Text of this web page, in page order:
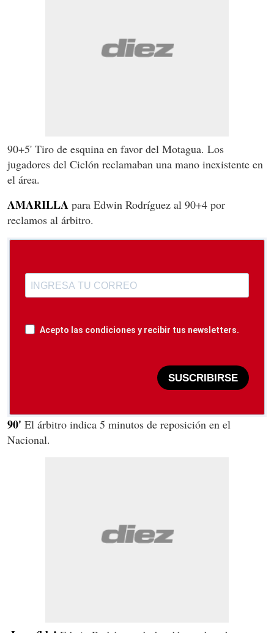
90+5' Tiro de esquina en favor del Motagua. Los
jugadores del Ciclón reclamaban una mano inexistente en
el área.
AMARILLA para Edwin Rodríguez al 90+4 por
reclamos al árbitro.
Acepto las condiciones y recibir tus newsletters.
SUSCRIBIRSE
90' El árbitro indica 5 minutos de reposición en el
Nacional.